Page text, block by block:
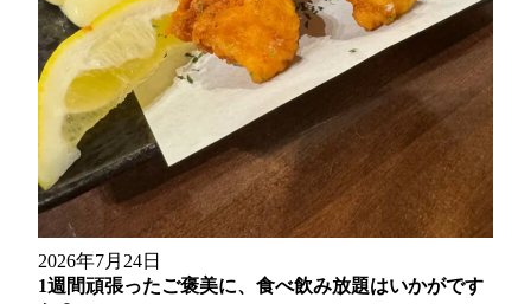
2026年7月24日
1週間頑張ったご褒美に、食べ飲み放題はいかがです